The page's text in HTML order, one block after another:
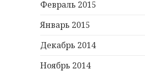
Февраль 2015
Январь 2015
Декабрь 2014
Ноябрь 2014